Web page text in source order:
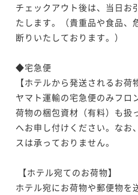
チェックアウト後は、当日お
たします。（貴重品や食品、
断りいたしております。）
◆宅急便
【ホテルから発送されるお荷
ヤマト運輸の宅急便のみフロ
荷物の梱包資材（有料）も扱
へお申し付けください。なお
スは承っておりません。
ホテル宛にお荷物や郵便物を